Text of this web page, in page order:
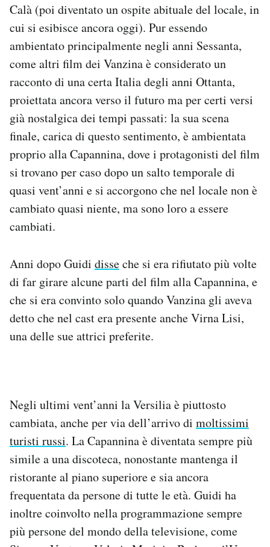
Calà (poi diventato un ospite abituale del locale, in
cui si esibisce ancora oggi). Pur essendo
ambientato principalmente negli anni Sessanta,
come altri film dei Vanzina è considerato un
racconto di una certa Italia degli anni Ottanta,
proiettata ancora verso il futuro ma per certi versi
già nostalgica dei tempi passati: la sua scena
finale, carica di questo sentimento, è ambientata
proprio alla Capannina, dove i protagonisti del film
si trovano per caso dopo un salto temporale di
quasi vent’anni e si accorgono che nel locale non è
cambiato quasi niente, ma sono loro a essere
cambiati.
Anni dopo Guidi disseche si era rifiutato più volte
di far girare alcune parti del film alla Capannina, e
che si era convinto solo quando Vanzina gli aveva
detto che nel cast era presente anche Virna Lisi,
una delle sue attrici preferite.
Negli ultimi vent’anni la Versilia è piuttosto
cambiata, anche per via dell’arrivo di moltissimi
turisti russi. La Capannina è diventata sempre più
simile a una discoteca, nonostante mantenga il
ristorante al piano superiore e sia ancora
frequentata da persone di tutte le età. Guidi ha
inoltre coinvolto nella programmazione sempre
più persone del mondo della televisione, come